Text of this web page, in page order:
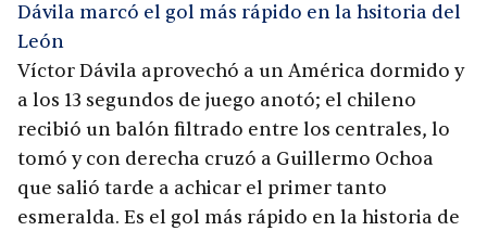
Dávila marcó el gol más rápido en la hsitoria del
León
Víctor Dávila aprovechó a un América dormido y
a los 13 segundos de juego anotó; el chileno
recibió un balón filtrado entre los centrales, lo
tomó y con derecha cruzó a Guillermo Ochoa
que salió tarde a achicar el primer tanto
esmeralda. Es el gol más rápido en la historia de